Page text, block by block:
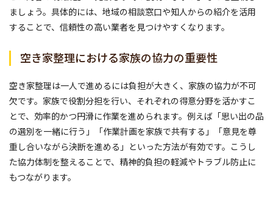
ましょう。具体的には、地域の相談窓口や知人からの紹介を活用
することで、信頼性の高い業者を見つけやすくなります。
空き家整理における家族の協力の重要性
空き家整理は一人で進めるには負担が大きく、家族の協力が不可
欠です。家族で役割分担を行い、それぞれの得意分野を活かすこ
とで、効率的かつ円滑に作業を進められます。例えば「思い出の品
の選別を一緒に行う」「作業計画を家族で共有する」「意見を尊
重し合いながら決断を進める」といった方法が有効です。こうし
た協力体制を整えることで、精神的負担の軽減やトラブル防止に
もつながります。